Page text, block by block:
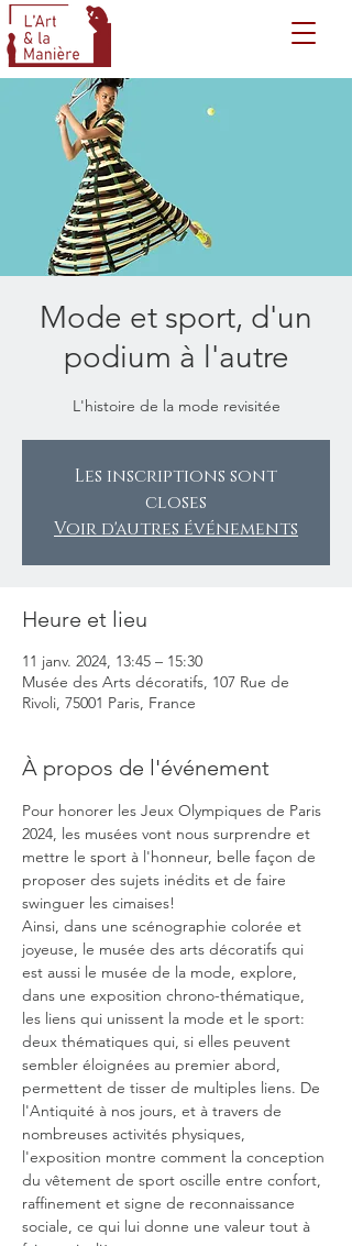
Mode et sport, d'un
podium à l'autre
L'histoire de la mode revisitée
Les inscriptions sont
closes
Voir d'autres événements
Heure et lieu
11 janv. 2024, 13:45 – 15:30
Musée des Arts décoratifs, 107 Rue de
Rivoli, 75001 Paris, France
À propos de l'événement
Pour honorer les Jeux Olympiques de Paris
2024, les musées vont nous surprendre et
mettre le sport à l'honneur, belle façon de
proposer des sujets inédits et de faire
swinguer les cimaises!
Ainsi, dans une scénographie colorée et
joyeuse, le musée des arts décoratifs qui
est aussi le musée de la mode, explore,
dans une exposition chrono-thématique,
les liens qui unissent la mode et le sport:
deux thématiques qui, si elles peuvent
sembler éloignées au premier abord,
permettent de tisser de multiples liens. De
l'Antiquité à nos jours, et à travers de
nombreuses activités physiques,
l'exposition montre comment la conception
du vêtement de sport oscille entre confort,
raffinement et signe de reconnaissance
sociale, ce qui lui donne une valeur tout à